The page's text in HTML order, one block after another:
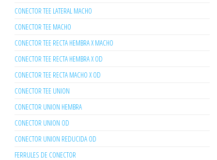
CONECTOR TEE LATERAL MACHO
CONECTOR TEE MACHO
CONECTOR TEE RECTA HEMBRA X MACHO
CONECTOR TEE RECTA HEMBRA X OD
CONECTOR TEE RECTA MACHO X OD
CONECTOR TEE UNION
CONECTOR UNION HEMBRA
CONECTOR UNION OD
CONECTOR UNION REDUCIDA OD
FERRULES DE CONECTOR